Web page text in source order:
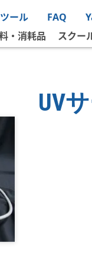
ール FAQ
・消耗品 スクー
UV